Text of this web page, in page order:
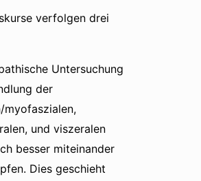
verfolgen drei
Untersuchung
der
myofaszialen,
und viszeralen
besser miteinander
Dies geschieht